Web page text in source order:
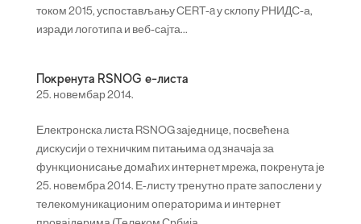
током 2015, успостављању CERT-a у склопу РНИДС-а,
изради логотипа и веб-сајта...
Покренута RSNOG е-листа
25. новембар 2014.
Електронска листа RSNOG заједнице, посвећена
дискусији о техничким питањима од значаја за
функционисање домаћих интернет мрежа, покренута је
25. новембра 2014. Е-листу тренутно прате запослени у
телекомуникационим операторима и интернет